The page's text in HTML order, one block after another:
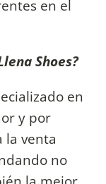
en el
Shoes?
en
y por
la venta
no